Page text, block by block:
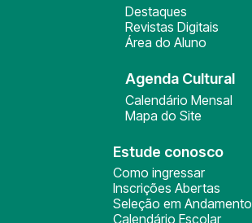
Destaques
Revistas Digitais
Área do Aluno
Agenda Cultural
Calendário Mensal
Mapa do Site
Estude conosco
Como ingressar
Inscrições Abertas
Seleção em Andamento
Calendário Escolar